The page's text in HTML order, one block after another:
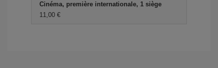
Cinéma, première internationale, 1 siège
11,00 €